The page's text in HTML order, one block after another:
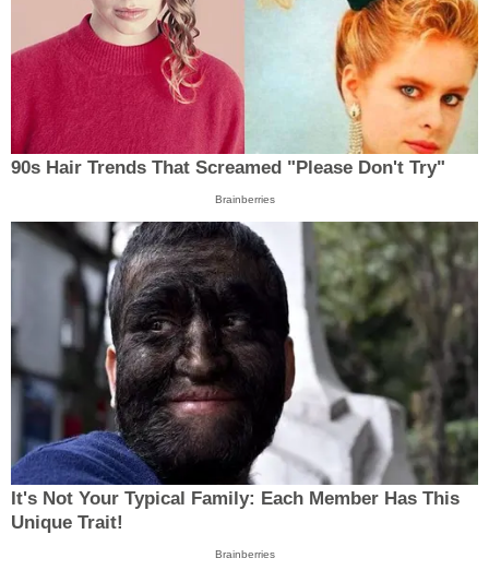
90s Hair Trends That Screamed "Please Don't Try"
Brainberries
It's Not Your Typical Family: Each Member Has This
Unique Trait!
Brainberries